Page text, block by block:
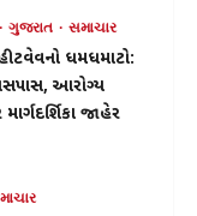
ગુજરાત સમાચાર
ધમધમાટો:
આરોગ્ય
જાહેર